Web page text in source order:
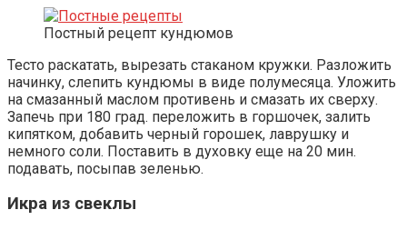
Постный рецепт кундюмов
Тесто раскатать, вырезать стаканом кружки. Разложить
начинку, слепить кундюмы в виде полумесяца. Уложить
на смазанный маслом противень и смазать их сверху.
Запечь при 180 град. переложить в горшочек, залить
кипятком, добавить черный горошек, лаврушку и
немного соли. Поставить в духовку еще на 20 мин.
подавать, посыпав зеленью.
Икра из свеклы